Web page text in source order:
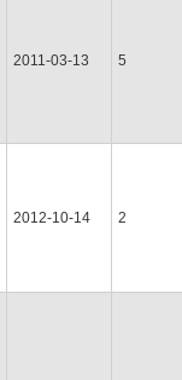
2011-03-13 5
2012-10-14 2